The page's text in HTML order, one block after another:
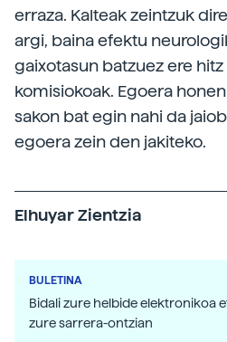
erraza. Kalteak zeintzuk
argi, baina efektu
gaixotasun batzuez ere
komisiokoak. Egoera
sakon bat egin nahi da
egoera zein den jakiteko.
Elhuyar Zientzia
BULETINA
Bidali zure helbide elektronikoa
zure sarrera-ontzian